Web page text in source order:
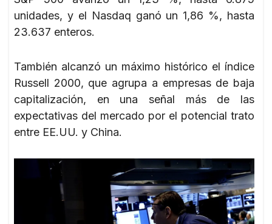
unidades, y el Nasdaq ganó un 1,86 %, hasta
23.637 enteros.
También alcanzó un máximo histórico el índice
Russell 2000, que agrupa a empresas de baja
capitalización, en una señal más de las
expectativas del mercado por el potencial trato
entre EE.UU. y China.